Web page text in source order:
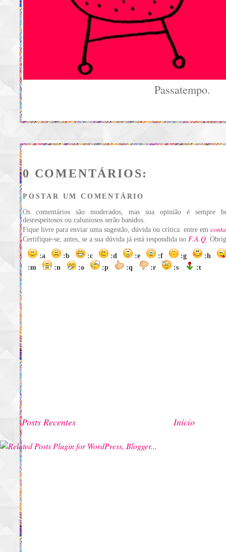
Passatempo.
0 COMENTÁRIOS:
POSTAR UM COMENTÁRIO
Os comentários são moderados, mas sua opinião é sempre
desrespeitosos ou caluniosos serão banidos.
Fique livre para enviar uma sugestão, dúvida ou crítica: entre em
Certifique-se, antes, se a sua dúvida já está respondida no F.A.Q.
:a :b :c :d :e :f :g
:h
:m
:n :o :p :q :r :s :t
Posts Recentes Início